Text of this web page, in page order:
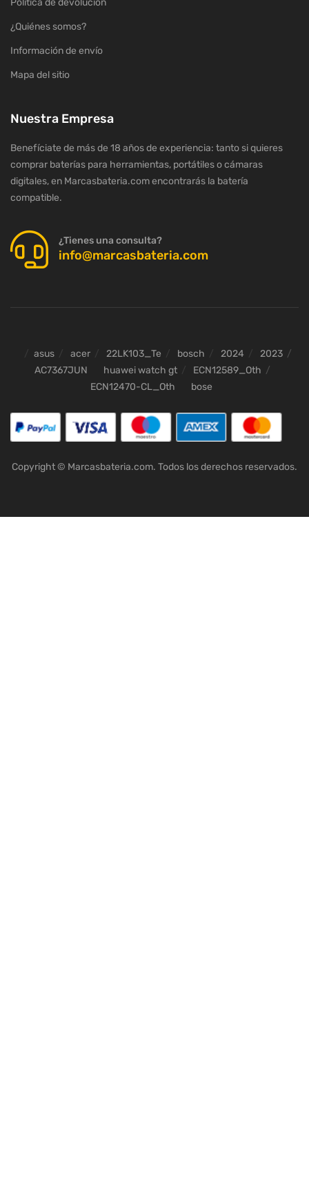
Política de devolución
¿Quiénes somos?
Información de envío
Mapa del sitio
Nuestra Empresa
Benefíciate de más de 18 años de experiencia: tanto si quieres
comprar baterías para herramientas, portátiles o cámaras
digitales, en Marcasbateria.com encontrarás la batería
compatible.
¿Tienes una consulta?
info@marcasbateria.com
asus acer 22LK103_Te bosch 2024
2023
AC7367JUN
huawei watch gt
ECN12589_Oth
ECN12470-CL_Oth
bose
Copyright © Marcasbateria.com. Todos los derechos reservados.